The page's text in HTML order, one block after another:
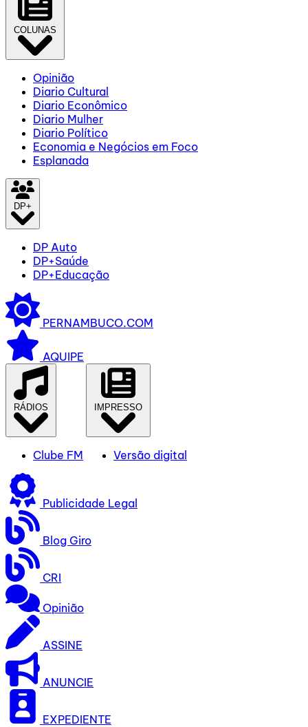
COLUNAS
Opinião
Diario Cultural
Diario Econômico
Diario Mulher
Diario Político
Economia e Negócios em Foco
Esplanada
DP+
DP Auto
DP+Saúde
DP+Educação
PERNAMBUCO.COM
AQUIPE
RÁDIOS
Clube FM
IMPRESSO
Versão digital
Publicidade Legal
Blog Giro
CRI
Opinião
ASSINE
ANUNCIE
EXPEDIENTE